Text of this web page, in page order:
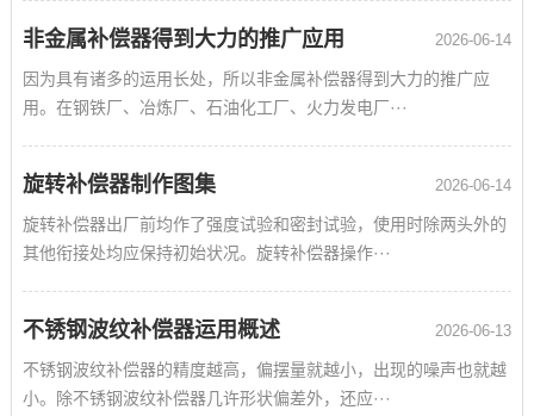
非金属补偿器得到大力的推广应用 2026-06-14
因为具有诸多的运用长处，所以非金属补偿器得到大力的推广应
用。在钢铁厂、冶炼厂、石油化工厂、火力发电厂···
旋转补偿器制作图集 2026-06-14
旋转补偿器出厂前均作了强度试验和密封试验，使用时除两头外的
其他衔接处均应保持初始状况。旋转补偿器操作···
不锈钢波纹补偿器运用概述 2026-06-13
不锈钢波纹补偿器的精度越高，偏摆量就越小，出现的噪声也就越
小。除不锈钢波纹补偿器几许形状偏差外，还应···